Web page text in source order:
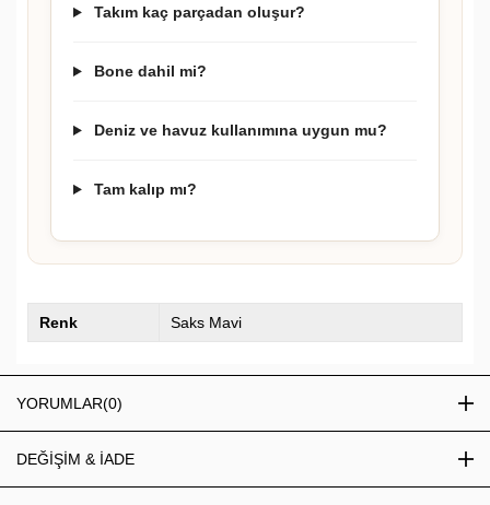
Takım kaç parçadan oluşur?
Bone dahil mi?
Deniz ve havuz kullanımına uygun mu?
Tam kalıp mı?
Renk Saks Mavi
YORUMLAR(0)
DEĞİŞİM & İADE